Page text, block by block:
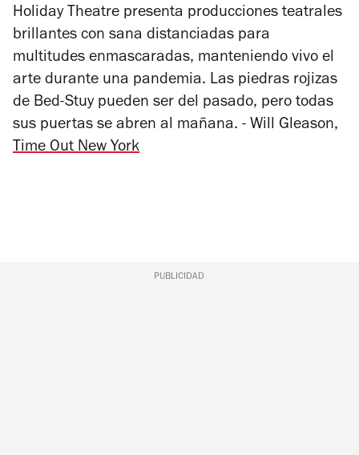
Holiday Theatre presenta producciones teatrales
brillantes con sana distanciadas para
multitudes enmascaradas, manteniendo vivo el
arte durante una pandemia. Las piedras rojizas
de Bed-Stuy pueden ser del pasado, pero todas
sus puertas se abren al mañana. - Will Gleason,
Time Out New York
PUBLICIDAD